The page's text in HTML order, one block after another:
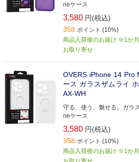
neケース
3,580 円(税込)
358 ポイント (10%)
商品入荷後のお届け ※1か
お取り寄せ
OVERS iPhone 14 Pro
ース ガラスザムライ
AX-WH
守る、使う、魅せる。ガラ
neケース
3,580 円(税込)
358 ポイント (10%)
商品入荷後のお届け ※1か